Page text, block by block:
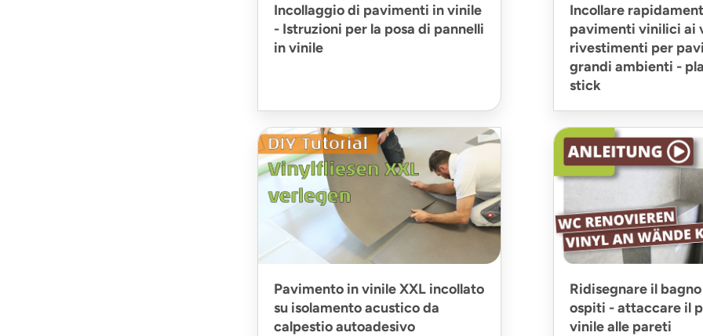
Incollaggio di pavimenti in vinile
- Istruzioni per la posa di pannelli
in vinile
Incollare
pavimenti vinilici ai
rivestimenti per
grandi ambienti -
stick
Pavimento in vinile XXL incollato
su isolamento acustico da
calpestio autoadesivo
Ridisegnare il
ospiti - attaccare il
vinile alle pareti